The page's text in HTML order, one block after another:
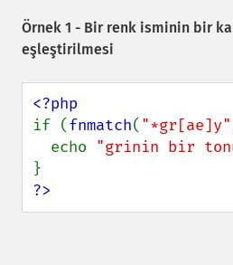
Örnek 1 - Bir renk isminin bir
eşleştirilmesi
if (fnmatch( "*gr[ae]y"
  echo
"grinin bir
?>